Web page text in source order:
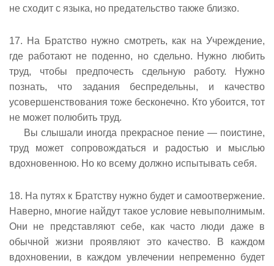
не сходит с языка, но предательство также близко.
17. На Братство нужно смотреть, как на Учреждение,
где работают не поденно, но сдельно. Нужно любить
труд, чтобы предпочесть сдельную работу. Нужно
познать, что задания беспредельны, и качество
усовершенствования тоже бесконечно. Кто убоится, тот
не может полюбить труд.
Вы слышали иногда прекрасное пение — поистине,
труд может сопровождаться и радостью и мыслью
вдохновенною. Но ко всему должно испытывать себя.
18. На путях к Братству нужно будет и самоотвержение.
Наверно, многие найдут такое условие невыполнимым.
Они не представляют себе, как часто люди даже в
обычной жизни проявляют это качество. В каждом
вдохновении, в каждом увлечении непременно будет